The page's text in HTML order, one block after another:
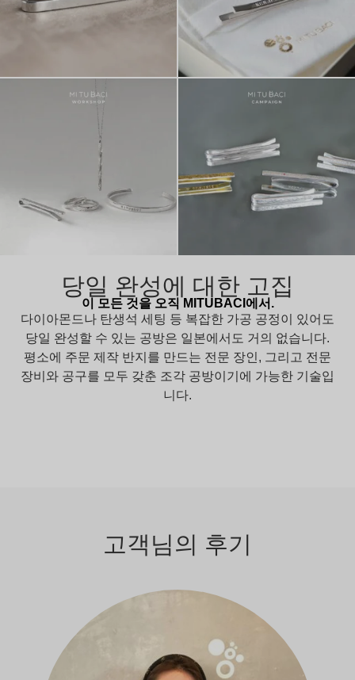
당일 완성에 대한 고집
이 모든 것을 오직 MITUBACI에서.
다이아몬드나 탄생석 세팅 등 복잡한 가공 공정이 있어도
당일 완성할 수 있는 공방은 일본에서도 거의 없습니다.
평소에 주문 제작 반지를 만드는 전문 장인, 그리고 전문
장비와 공구를 모두 갖춘 조각 공방이기에 가능한 기술입
니다.
고객님의 후기